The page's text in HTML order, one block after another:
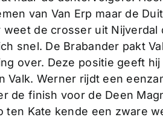
van Van Erp maar de
weet de crosser uit
snel. De Brabander pakt
over. Deze positie geeft
Valk. Werner rijdt een
de finish voor de Deen
ten Kate kende een zware